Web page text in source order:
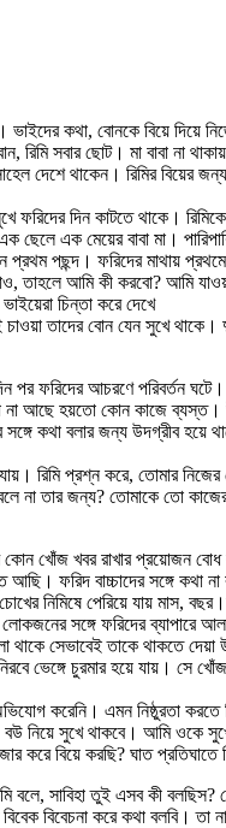
কথা, বোনকে বিয়ে দিয়ে
সবার ছোট। মা বাবা না
দেশে থাকেন। রিমির বিয়ের
ফরিদের দিন কাটতে থাকে।
মেয়ের বাবা মা।
প্রথম পছন্দ। ফরিদের মাথায়
তাহলে আমি কী করবো? আমি
চিন্তা করে দেখে
তাদের বোন যেন সুখে
ফরিদের আচরণে পরিবর্তন
আছে হয়তো কোন কাজে ব্যস্ত।
কথা বলার জন্য উদগ্রীব হয়ে
রিমি প্রশ্ন করে, তোমার
না তার জন্য? তোমাকে তো
খোঁজ খবর রাখার প্রয়োজন বোধ
আছি। ফরিদ বাচ্চাদের সঙ্গে
নিমিষে পেরিয়ে যায় মাস,
সঙ্গে ফরিদের ব্যাপারে
সেভাবেই তাকে থাকতে দেয়া
চুরমার হয়ে যায়। সে
করেনি। এমন নিষ্ঠুরতা করতে
নিয়ে সুখে থাকবে। আমি ওকে
বিয়ে করছি? ঘাত প্রতিঘাতে
বলে, সাবিহা তুই এসব কী
বিবেচনা করে কথা বলবি। তা